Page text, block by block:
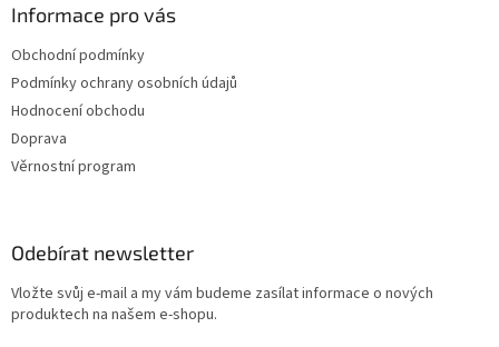
Informace pro vás
Obchodní podmínky
Podmínky ochrany osobních údajů
Hodnocení obchodu
Doprava
Věrnostní program
Odebírat newsletter
Vložte svůj e-mail a my vám budeme zasílat informace o nových
produktech na našem e-shopu.